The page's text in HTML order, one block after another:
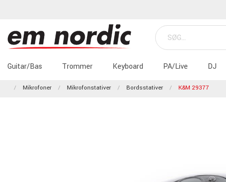
Guitar/Bas Trommer Keyboard PA/Live DJ
Mikrofoner Mikrofonstativer Bordsstativer K&M 29377